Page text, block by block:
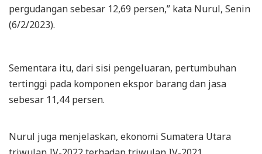
pergudangan sebesar 12,69 persen,” kata Nurul, Senin
(6/2/2023).
Sementara itu, dari sisi pengeluaran, pertumbuhan
tertinggi pada komponen ekspor barang dan jasa
sebesar 11,44 persen.
Nurul juga menjelaskan, ekonomi Sumatera Utara